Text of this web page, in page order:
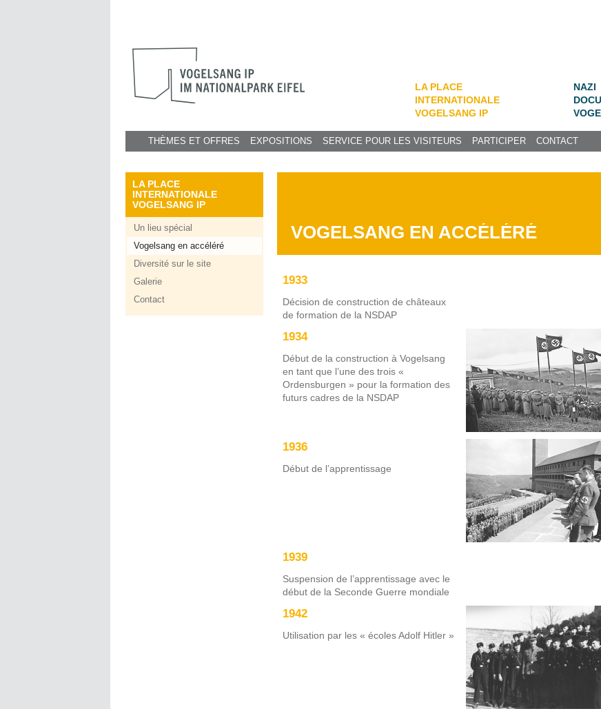
LA PLACE
INTERNATIONALE
VOGELSANG IP
NAZI
THÈMES ET OFFRES EXPOSITIONS SERVICE POUR LES VISITEURS PARTICIPER CONTACT
LA PLACE
INTERNATIONALE
VOGELSANG IP
Un lieu spécial
Vogelsang en accéléré
Diversité sur le site
Galerie
Contact
VOGELSANG EN ACCÉLÉRÉ
1933
Décision de construction de châteaux
de formation de la NSDAP
1934
Début de la construction à Vogelsang
en tant que l’une des trois «
Ordensburgen » pour la formation des
futurs cadres de la NSDAP
1936
Début de l’apprentissage
1939
Suspension de l’apprentissage avec le
début de la Seconde Guerre mondiale
1942
Utilisation par les « écoles Adolf Hitler »